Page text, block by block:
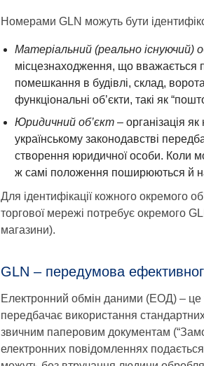
Номерами GLN можуть бути
Матеріальний (реально існуючий)
місцезнаходження, що вважається
помешкання в будівлі, склад,
функціональні об’єкти, такі як
Юридичний об’єкт – організація
українському законодавстві
створення юридичної особи. Коли
ж самі положення поширюються й
Для ідентифікації кожного окремого
торгової мережі потребує окремого
магазини).
GLN – передумова
Електронний обмін даними (ЕОД) – це
передбачає використання
звичним паперовим документам
електронних повідомленнях